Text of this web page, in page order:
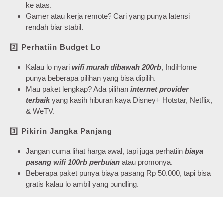
ke atas.
Gamer atau kerja remote? Cari yang punya latensi
rendah biar stabil.
2️⃣ Perhatiin Budget Lo
Kalau lo nyari wifi murah dibawah 200rb, IndiHome
punya beberapa pilihan yang bisa dipilih.
Mau paket lengkap? Ada pilihan internet provider
terbaikyang kasih hiburan kaya Disney+ Hotstar, Netflix,
& WeTV.
3️⃣ Pikirin Jangka Panjang
Jangan cuma lihat harga awal, tapi juga perhatiin biaya
pasang wifi 100rb perbulan atau promonya.
Beberapa paket punya biaya pasang Rp 50.000, tapi bisa
gratis kalau lo ambil yang bundling.